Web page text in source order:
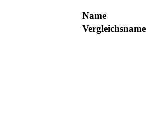
Name
Vergleichsname